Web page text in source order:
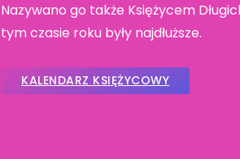
Nazywano go także Księżycem
tym czasie roku były najdłuższe.
KALENDARZ KSIĘŻYCOWY